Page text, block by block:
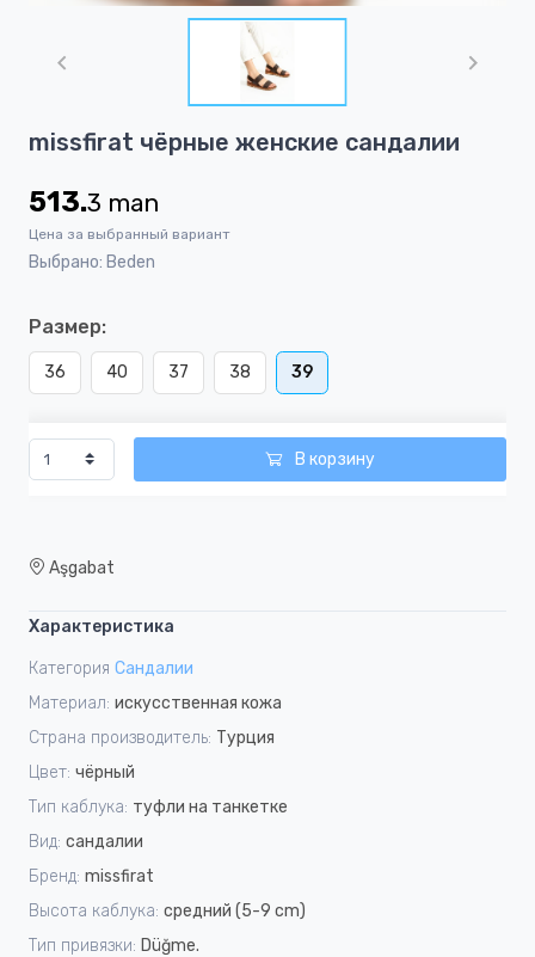
1
1
missfirat чёрныe женскиe сандалии
513.3 man
Цена за выбранный вариант
Выбрано: Beden
Размер:
36 40 37 38 39
В корзину
Aşgabat
Характеристика
Категория Сандалии
Материал: искусственная кожа
Страна производитель: Турция
Цвет: чёрный
Тип каблука: туфли на танкетке
Вид: сандалии
Бренд: missfirat
Высота каблука: средний (5-9 cm)
Тип привязки: Düğme.